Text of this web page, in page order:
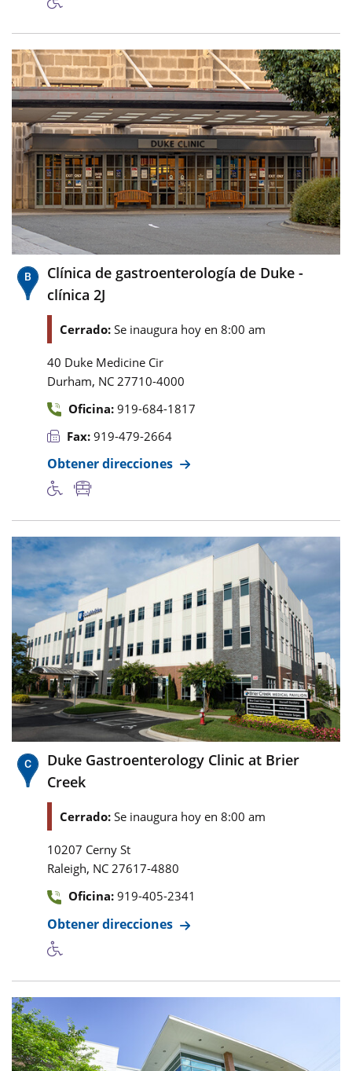
Clínica de gastroenterología de Duke -
clínica 2J
Cerrado: Se inaugura hoy en 8:00 am
40 Duke Medicine Cir
Durham, NC 27710-4000
Oficina: 919-684-1817
Fax: 919-479-2664
Obtener direcciones
Duke Gastroenterology Clinic at Brier
Creek
Cerrado: Se inaugura hoy en 8:00 am
10207 Cerny St
Raleigh, NC 27617-4880
Oficina: 919-405-2341
Obtener direcciones